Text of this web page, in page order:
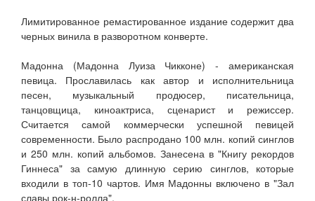
Лимитированное ремастированное издание содержит два
черных винила в разворотном конверте.
Мадонна (Мадонна Луиза Чикконе) - американская
певица. Прославилась как автор и исполнительница
песен, музыкальный продюсер, писательница,
танцовщица, киноактриса, сценарист и режиссер.
Считается самой коммерчески успешной певицей
современности. Было распродано 100 млн. копий синглов
и 250 млн. копий альбомов. Занесена в "Книгу рекордов
Гиннеса" за самую длинную серию синглов, которые
входили в топ-10 чартов. Имя Мадонны включено в "Зал
славы рок-н-ролла".